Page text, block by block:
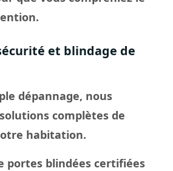
et blindage de
dépannage, nous
complètes de
habitation.
portes blindées certifiées